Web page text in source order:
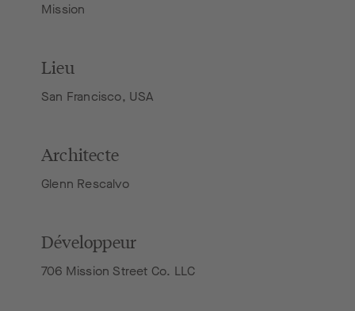
Mission
Lieu
San Francisco, USA
Architecte
Glenn Rescalvo
Développeur
706 Mission Street Co. LLC